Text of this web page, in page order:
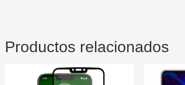
Productos relacionados